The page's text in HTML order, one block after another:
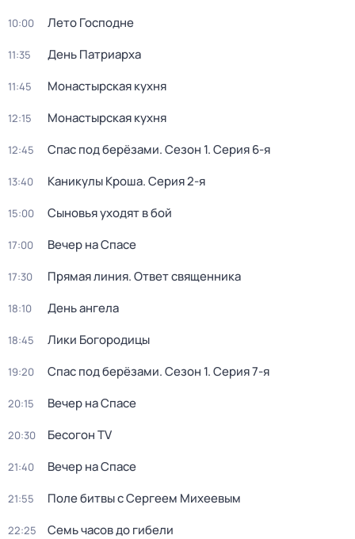
10:00 Лето Господне
11:35 День Патриарха
11:45 Монастырская кухня
12:15 Монастырская кухня
12:45 Спас под берёзами. Сезон 1. Серия 6-я
13:40 Каникулы Кроша. Серия 2-я
15:00 Сыновья уходят в бой
17:00 Вечер на Спасе
17:30 Прямая линия. Ответ священника
18:10 День ангела
18:45 Лики Богородицы
19:20 Спас под берёзами. Сезон 1. Серия 7-я
20:15 Вечер на Спасе
20:30 Бесогон TV
21:40 Вечер на Спасе
21:55 Поле битвы с Сергеем Михеевым
22:25 Семь часов до гибели